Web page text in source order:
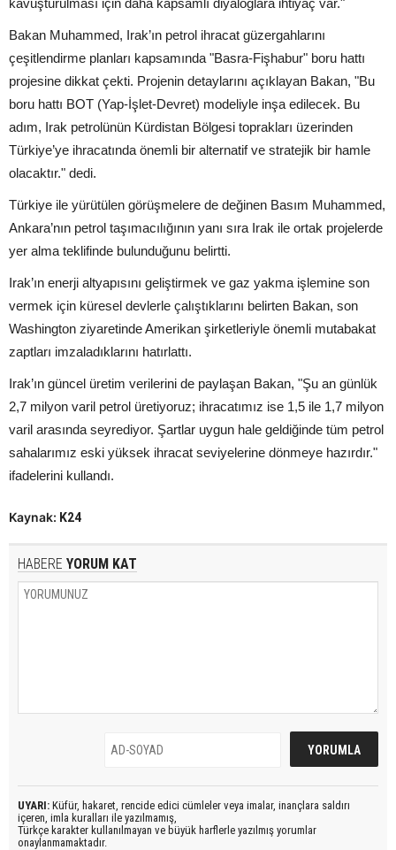
kavuşturulması için daha kapsamlı diyaloglara ihtiyaç var."
Bakan Muhammed, Irak’ın petrol ihracat güzergahlarını
çeşitlendirme planları kapsamında "Basra-Fişhabur" boru hattı
projesine dikkat çekti. Projenin detaylarını açıklayan Bakan, "Bu
boru hattı BOT (Yap-İşlet-Devret) modeliyle inşa edilecek. Bu
adım, Irak petrolünün Kürdistan Bölgesi toprakları üzerinden
Türkiye’ye ihracatında önemli bir alternatif ve stratejik bir hamle
olacaktır." dedi.
Türkiye ile yürütülen görüşmelere de değinen Basım Muhammed,
Ankara’nın petrol taşımacılığının yanı sıra Irak ile ortak projelerde
yer alma teklifinde bulunduğunu belirtti.
Irak’ın enerji altyapısını geliştirmek ve gaz yakma işlemine son
vermek için küresel devlerle çalıştıklarını belirten Bakan, son
Washington ziyaretinde Amerikan şirketleriyle önemli mutabakat
zaptları imzaladıklarını hatırlattı.
Irak’ın güncel üretim verilerini de paylaşan Bakan, "Şu an günlük
2,7 milyon varil petrol üretiyoruz; ihracatımız ise 1,5 ile 1,7 milyon
varil arasında seyrediyor. Şartlar uygun hale geldiğinde tüm petrol
sahalarımız eski yüksek ihracat seviyelerine dönmeye hazırdır."
ifadelerini kullandı.
Kaynak: K24
HABERE YORUM KAT
UYARI: Küfür, hakaret, rencide edici cümleler veya imalar, inançlara saldırı
içeren, imla kuralları ile yazılmamış,
Türkçe karakter kullanılmayan ve büyük harflerle yazılmış yorumlar
onaylanmamaktadır.